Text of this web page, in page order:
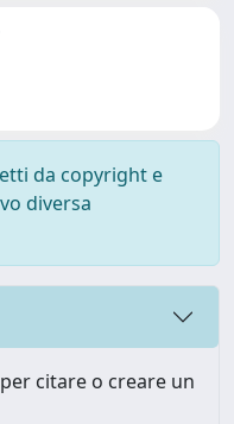
da copyright e
diversa
citare o creare un